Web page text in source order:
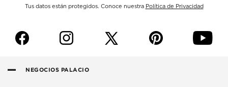
Tus datos están protegidos. Conoce nuestra Política de Privacidad
f i p y
NEGOCIOS PALACIO